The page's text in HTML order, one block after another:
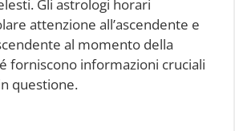
Gli astrologi horari
attenzione all’ascendente e
al momento della
forniscono informazioni cruciali
questione.